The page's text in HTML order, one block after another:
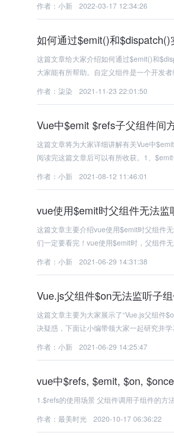
作者：小新
2022-03-17 12:34:26
如何通过$emit()和
这篇文章给大家介绍如何通过$emit()和
大家能有所帮助。自定义组件是一个开发
作者：柒染
2021-11-23 22:01:50
Vue中$emit $refs子父组件间
这篇文章将为大家详细讲解有关Vue中
阅读完这篇文章后可以有所收获。1、
作者：小新
2021-08-12 11:46:01
vue使用$emit时父组件无法
这篇文章主要介绍vue使用$emit时父组件
们一定要看完！vue使用$emit时，父组件
作者：小新
2021-06-29 14:31:38
Vue.js父组件$on无法监听子
这篇文章主要为大家展示了“Vue.js父组件
决疑惑，下面让小编带领大家一起研究并
作者：小新
2021-06-29 14:25:47
vue中$refs, $emit, $on,
1.$refs的使用场景 父组件调用
作者：最美时光
2020-10-17 06:36:22